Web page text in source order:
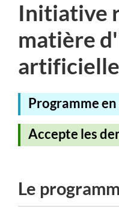
D
Initiative
matière
artificielle
Programme
Accepte les
Le